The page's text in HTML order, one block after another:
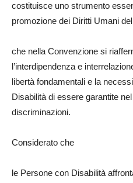
costituisce uno strumento
promozione dei Diritti Umani
che nella Convenzione si
l’interdipendenza e
libertà fondamentali e la
Disabilità di essere garantite
discriminazioni.
Considerato che
le Persone con Disabilità